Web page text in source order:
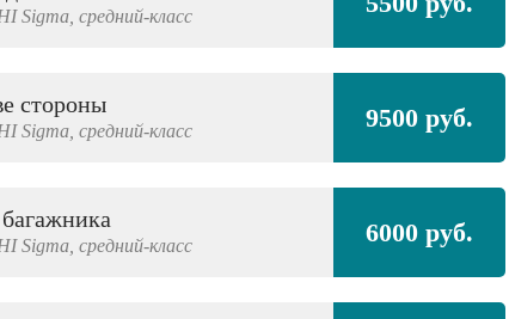
Sigma, средний-класс
стороны
Sigma, средний-класс 9500 руб.
Sigma, средний-класс 6000 руб.